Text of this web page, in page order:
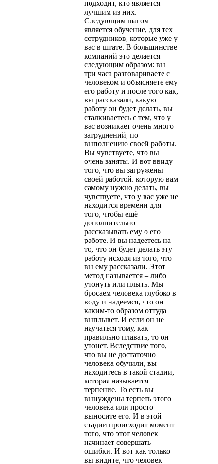
подходит, кто является
лучшим из них.
Следующим шагом
является обучение, для тех
сотрудников, которые уже у
вас в штате. В большинстве
компаний это делается
следующим образом: вы
три часа разговариваете с
человеком и объясняете ему
его работу и после того как,
вы рассказали, какую
работу он будет делать, вы
сталкиваетесь с тем, что у
вас возникает очень много
затруднений, по
выполнению своей работы.
Вы чувствуете, что вы
очень заняты. И вот ввиду
того, что вы загружены
своей работой, которую вам
самому нужно делать, вы
чувствуете, что у вас уже не
находится времени для
того, чтобы ещё
дополнительно
рассказывать ему о его
работе. И вы надеетесь на
то, что он будет делать эту
работу исходя из того, что
вы ему рассказали. Этот
метод называется – либо
утонуть или плыть. Мы
бросаем человека глубоко в
воду и надеемся, что он
каким-то образом оттуда
выплывет. И если он не
научаться тому, как
правильно плавать, то он
утонет. Вследствие того,
что вы не достаточно
человека обучили, вы
находитесь в такой стадии,
которая называется –
терпение. То есть вы
вынуждены терпеть этого
человека или просто
выносите его. И в этой
стадии происходит момент
того, что этот человек
начинает совершать
ошибки. И вот как только
вы видите, что человек